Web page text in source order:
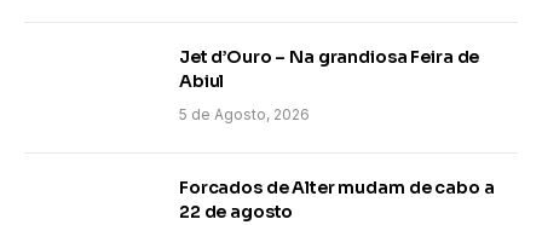
Jet d’Ouro – Na grandiosa Feira de
Abiul
5 de Agosto, 2026
Forcados de Alter mudam de cabo a
22 de agosto